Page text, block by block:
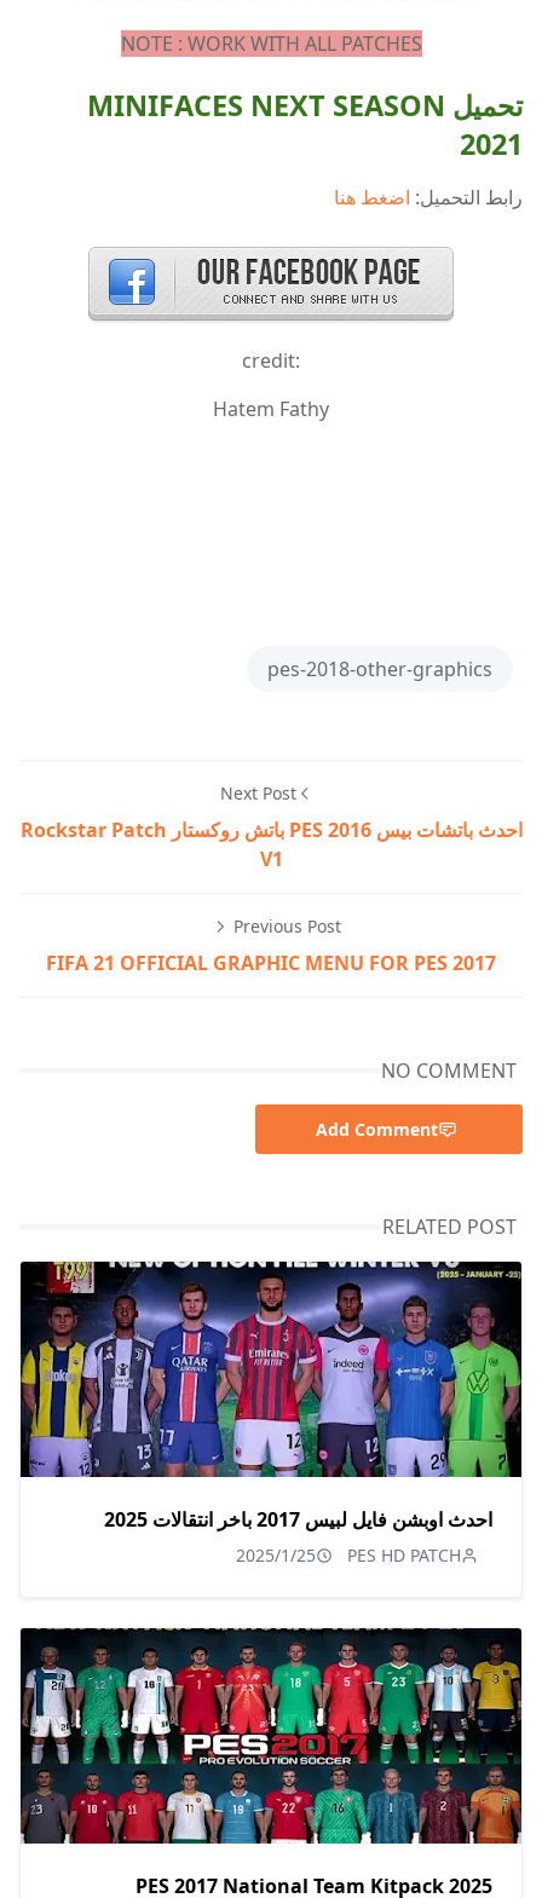
NOTE : WORK WITH ALL PATCHES
تحميل MINIFACES NEXT SEASON
2021
رابط التحميل: اضغط هنا
credit:
Hatem Fathy
pes-2018-other-graphics
Next Post
احدث باتشات بيس 2016 PES باتش روكستار Rockstar Patch
V1
Previous Post
FIFA 21 OFFICIAL GRAPHIC MENU FOR PES 2017
NO COMMENT
Add Comment
RELATED POST
احدث اوبشن فايل لبيس 2017 باخر انتقالات 2025
PES HD PATCH
2025/1/25
PES 2017 National Team Kitpack 2025